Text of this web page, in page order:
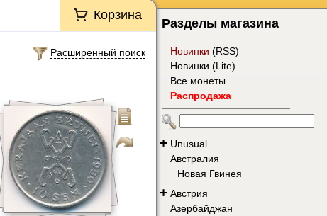
Корзина
Расширенный поиск
Разделы магазина
Новинки (RSS)
Новинки (Lite)
Все монеты
Распродажа
+ Unusual
Австралия
Новая Гвинея
+ Австрия
Азербайджан